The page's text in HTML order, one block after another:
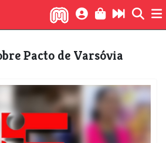
Pacto de Varsóvia